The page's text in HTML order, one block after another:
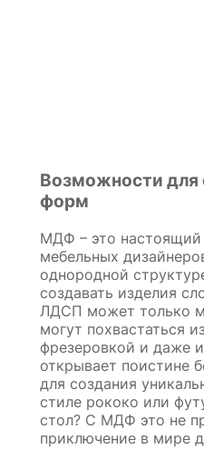
ПСт-МТ-005
12 935 р.
Возможности
форм
МДФ – это настоящий
мебельных
однородной
создавать изделия
ЛДСП может только
могут похвастаться
фрезеровкой и даже
открывает поистине
для создания
стиле рококо или
стол? С МДФ это не
приключение в мире